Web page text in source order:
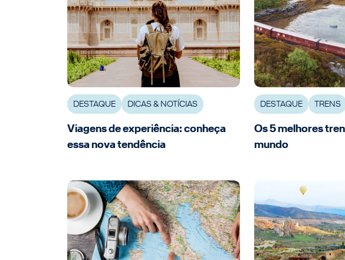
DESTAQUE DICAS & NOTÍCIAS
Viagens de experiência: conheça
essa nova tendência
DESTAQUE TRENS
Os 5 melhores
mundo